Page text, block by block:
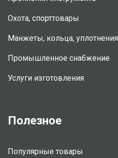
Охота, спорттовары
Манжеты, кольца, уплотнения
Промышленное снабжение
Услуги изготовления
Полезное
Популярные товары